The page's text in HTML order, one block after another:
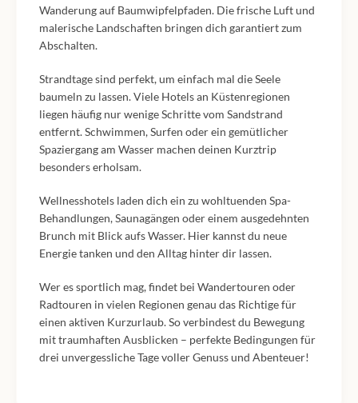
Wanderung auf Baumwipfelpfaden. Die frische Luft und
malerische Landschaften bringen dich garantiert zum
Abschalten.
Strandtage sind perfekt, um einfach mal die Seele
baumeln zu lassen. Viele Hotels an Küstenregionen
liegen häufig nur wenige Schritte vom Sandstrand
entfernt. Schwimmen, Surfen oder ein gemütlicher
Spaziergang am Wasser machen deinen Kurztrip
besonders erholsam.
Wellnesshotels laden dich ein zu wohltuenden Spa-
Behandlungen, Saunagängen oder einem ausgedehnten
Brunch mit Blick aufs Wasser. Hier kannst du neue
Energie tanken und den Alltag hinter dir lassen.
Wer es sportlich mag, findet bei Wandertouren oder
Radtouren in vielen Regionen genau das Richtige für
einen aktiven Kurzurlaub. So verbindest du Bewegung
mit traumhaften Ausblicken – perfekte Bedingungen für
drei unvergessliche Tage voller Genuss und Abenteuer!